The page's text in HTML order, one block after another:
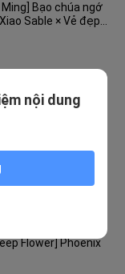
Ming] Bạo chúa ngớ
Sable × Vẻ đẹp
Nipiao /
Flower Plot] Tỷ
Nợ và Kết Hôn SỐ 2
Flower] Phoenix
nội dung